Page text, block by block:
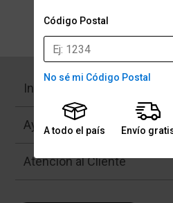
Código Postal
No sé mi Código Postal
A todo el país Envío
Volver a la
Institucional
Ayuda
Atención al Cliente